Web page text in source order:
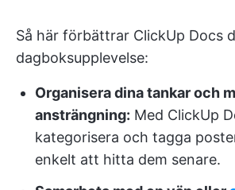
Så här förbättrar ClickUp Docs
dagboksupplevelse:
Organisera dina tankar och
ansträngning: Med ClickUp
kategorisera och tagga
enkelt att hitta dem senare.